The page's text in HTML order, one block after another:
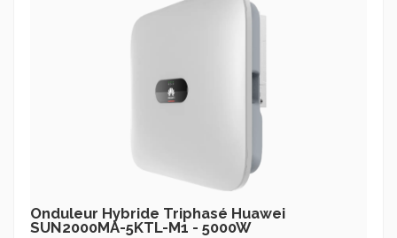
Onduleur Hybride Triphasé Huawei
SUN2000MA-5KTL-M1 - 5000W